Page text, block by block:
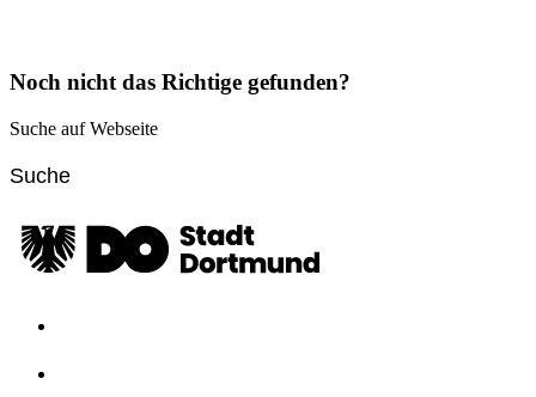
Noch nicht das Richtige gefunden?
Suche auf Webseite